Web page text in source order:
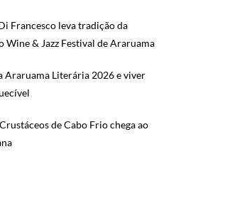
Francesco leva tradição da
Wine & Jazz Festival de Araruama
Araruama Literária 2026 e viver
de Cabo Frio chega ao